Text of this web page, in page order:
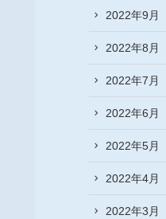
2022年9月
2022年8月
2022年7月
2022年6月
2022年5月
2022年4月
2022年3月